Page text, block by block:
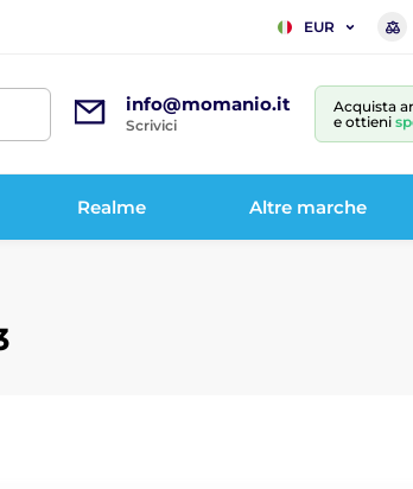
EUR
info@momanio.it
Scrivici
Acquista
e ottieni
Realme Altre marche